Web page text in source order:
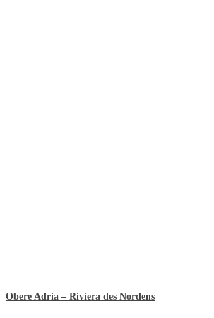
Obere Adria – Riviera des Nordens